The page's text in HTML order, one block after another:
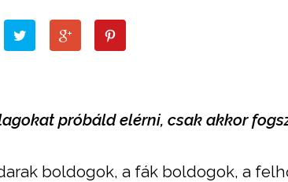
próbáld elérni, csak akkor
boldogok, a fák boldogok, a